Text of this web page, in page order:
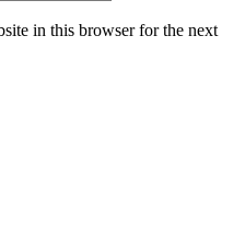
in this browser for the next